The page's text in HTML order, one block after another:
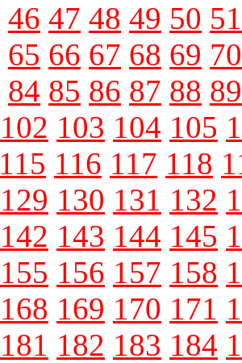
46 47 48 49 50 51
65 66 67 68 69 70
84 85 86 87 88 89
102 103 104 105
115 116 117 118
129 130 131 132
142 143 144 145
155 156 157 158
168 169 170 171
181 182 183 184